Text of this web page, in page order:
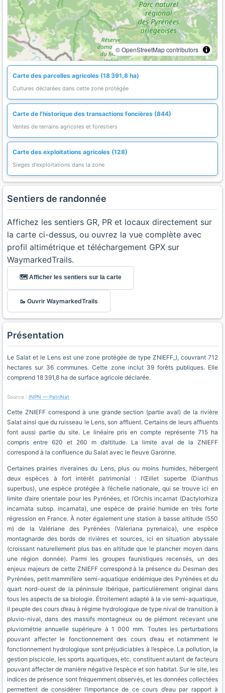
© OpenStreetMap contributors
Carte des parcelles agricoles (18 391,8 ha)
Cultures déclarées dans cette zone protégée
Carte de l'historique des transactions foncières (844)
Ventes de terrains agricoles et forestiers
Carte des exploitations agricoles (128)
Sieges d'exploitations dans la zone
Sentiers de randonnée
Affichez les sentiers GR, PR et locaux directement sur
la carte ci-dessus, ou ouvrez la vue complète avec
profil altimétrique et téléchargement GPX sur
WaymarkedTrails.
🗺️ Afficher les sentiers sur la carte
🥾 Ouvrir WaymarkedTrails
Présentation
Le Salat et le Lens est une zone protégée de type ZNIEFF_I, couvrant 712
hectares sur 36 communes. Cette zone inclut 39 forêts publiques. Elle
comprend 18 391,8 ha de surface agricole déclarée.
Source : INPN — PatriNat
Cette ZNIEFF correspond à une grande section (partie aval) de la rivière
Salat ainsi que du ruisseau le Lens, son affluent. Certains de leurs affluents
font aussi partie du site. Le linéaire pris en compte représente 715 ha
compris entre 620 et 260 m d’altitude. La limite aval de la ZNIEFF
correspond à la confluence du Salat avec le fleuve Garonne.
Certaines prairies riveraines du Lens, plus ou moins humides, hébergent
deux espèces à fort intérêt patrimonial : l’Œillet superbe (Dianthus
superbus), une espèce protégée à l’échelle nationale, qui se trouve ici en
limite d’aire orientale pour les Pyrénées, et l’Orchis incarnat (Dactylorhiza
incarnata subsp. incarnata), une espèce de prairie humide en très forte
régression en France. À noter également une station à basse altitude (550
m) de la Valériane des Pyrénées (Valeriana pyrenaica), une espèce
montagnarde des bords de rivières et sources, ici en situation abyssale
(croissant naturellement plus bas en altitude que le plancher moyen dans
une région donnée). Parmi les groupes faunistiques recensés, un des
enjeux majeurs de cette ZNIEFF correspond à la présence du Desman des
Pyrénées, petit mammifère semi-aquatique endémique des Pyrénées et du
quart nord-ouest de la péninsule Ibérique, particulièrement original dans
tous les aspects de sa biologie. Étroitement adapté à la vie semi-aquatique,
il peuple des cours d’eau à régime hydrologique de type nival de transition à
pluvio-nival, dans des massifs montagneux ou de piémont recevant une
pluviométrie annuelle supérieure à 1 000 mm. Toutes les perturbations
pouvant affecter le fonctionnement des cours d’eau et notamment le
fonctionnement hydrologique sont préjudiciables à l’espèce. La pollution, la
gestion piscicole, les sports aquatiques, etc. constituent autant de facteurs
pouvant affecter de manière négative l’espèce et son habitat. Sur le site, les
indices de présence sont fréquemment observés, et les données collectées
permettent de considérer l’importance de ce cours d’eau par rapport à